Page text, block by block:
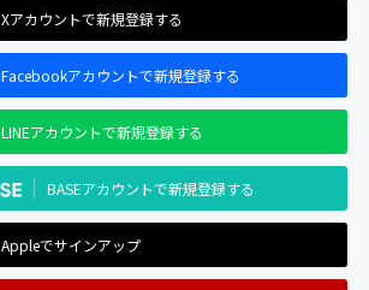
Xアカウントで新規登録する
Facebookアカウントで新規登録する
LINEアカウントで新規登録する
BASEアカウントで新規登録する
Appleでサインアップ